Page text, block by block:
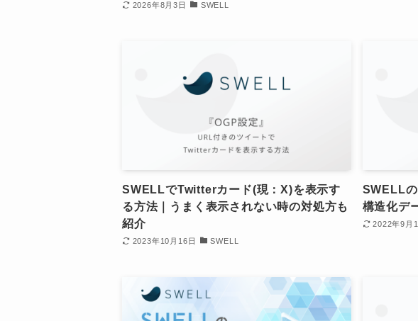
2026年8月3日 SWELL
SWELLでTwitterカード(現：X)を表示す
る方法｜うまく表示されない時の対処方も
紹介
2023年10月16日 SWELL
SWELLの
構造化デ
2022年9月